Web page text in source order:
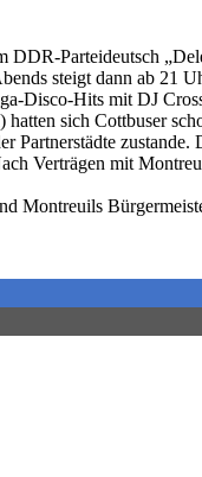
DDR-Parteideutsch
steigt dann ab
Disco-Hits mit DJ
sich Cottbuser
Partnerstädte
Verträgen mit
Montreuils